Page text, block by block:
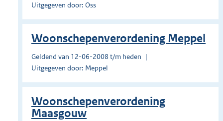
Uitgegeven door: Oss
Woonschepenverordening Meppel
Geldend van 12-06-2008 t/m heden
Uitgegeven door: Meppel
Woonschepenverordening
Maasgouw